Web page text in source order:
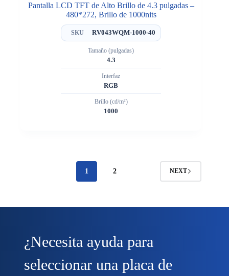
Pantalla LCD TFT de Alto Brillo de 4.3 pulgadas –
480*272, Brillo de 1000nits
SKU RV043WQM-1000-40
Tamaño (pulgadas)
4.3
Interfaz
RGB
Brillo (cd/m²)
1000
1 2 NEXT
¿Necesita ayuda para
seleccionar una placa de